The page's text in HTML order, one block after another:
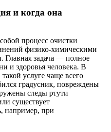
и когда она
процесс очистки
физико-химическими
Главная задача — полное
и здоровья человека. В
услуге чаще всего
градусник, повреждены
следы ртути
существует
например, при